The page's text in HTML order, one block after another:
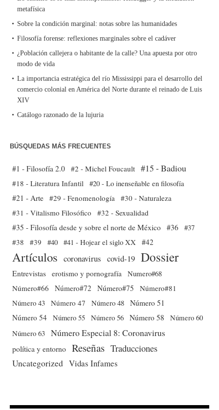
metafísica
Sobre la condición marginal: notas sobre las humanidades
Filosofía forense: reflexiones marginales sobre el cadáver
¿Población callejera o habitante de la calle? Una apuesta por otro
modo de vida
La importancia estratégica del río Mississippi para el desarrollo del
comercio colonial en América del Norte durante el reinado de Luis
XIV
Catálogo razonado de la lujuria
BÚSQUEDAS MÁS FRECUENTES
#1 - Filosofía 2.0 #2 - Michel Foucault #15 - Badiou
#18 - Literatura Infantil #20 - Lo inenseñable en filosofía
#21 - Arte #29 - Fenomenología
#30 - Naturaleza
#31 - Vitalismo Filosófico
#32 - Sexualidad
#35 - Filosofía desde y sobre el norte de México #36 #37
#38
#39 #40 #41 - Hojear el siglo XX #42
Artículos coronavirus covid-19 Dossier
Entrevistas erotismo y pornografía
Numero#68
Número#66
Número#72 Número#75
Número#81
Número 43 Número 47 Número 48 Número 51
Número 54 Número 55 Número 56 Número 58
Número 60
Número 63 Número Especial 8: Coronavirus
política y entorno Reseñas Traducciones
Uncategorized Vidas Infames